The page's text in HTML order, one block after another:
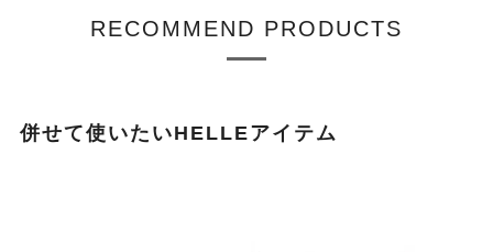
RECOMMEND PRODUCTS
併せて使いたいHELLEアイテム